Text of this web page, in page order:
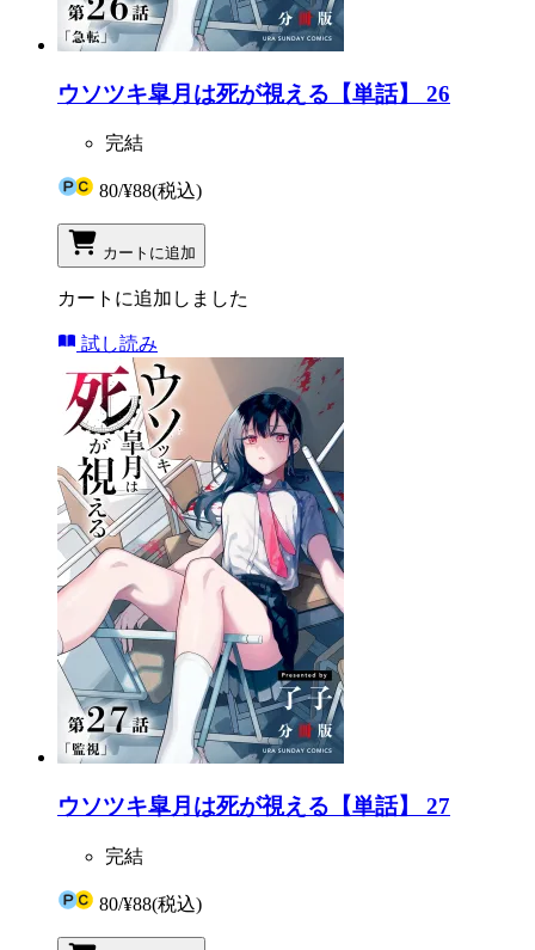
ウソツキ皐月は死が視える【単話】 26
完結
80/¥88(税込)
カートに追加
カートに追加しました
試し読み
ウソツキ皐月は死が視える【単話】 27
完結
80/¥88(税込)